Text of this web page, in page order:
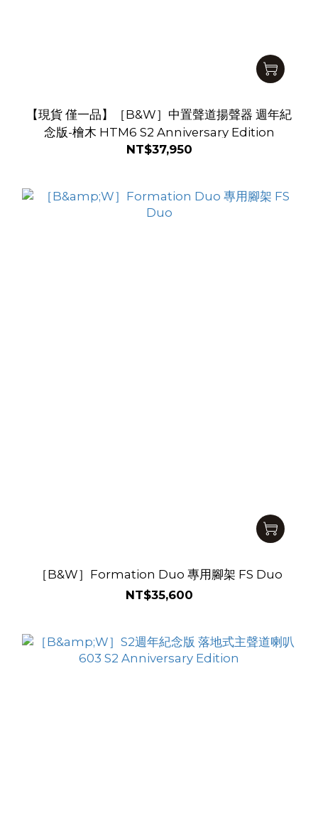
【現貨 僅一品】［B&W］中置聲道揚聲器 週年紀
念版-檜木 HTM6 S2 Anniversary Edition
NT$37,950
［B&W］Formation Duo 專用腳架 FS Duo
NT$35,600